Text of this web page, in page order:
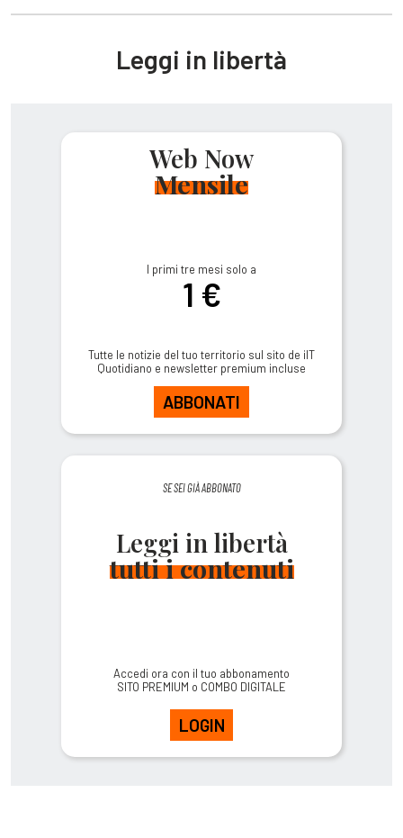
Leggi in libertà
Web Now
Mensile
I primi tre mesi solo a
1 €
Tutte le notizie del tuo territorio sul sito de ilT
Quotidiano e newsletter premium incluse
ABBONATI
SE SEI GIÀ ABBONATO
Leggi in libertà
tutti i contenuti
Accedi ora con il tuo abbonamento
SITO PREMIUM o COMBO DIGITALE
LOGIN